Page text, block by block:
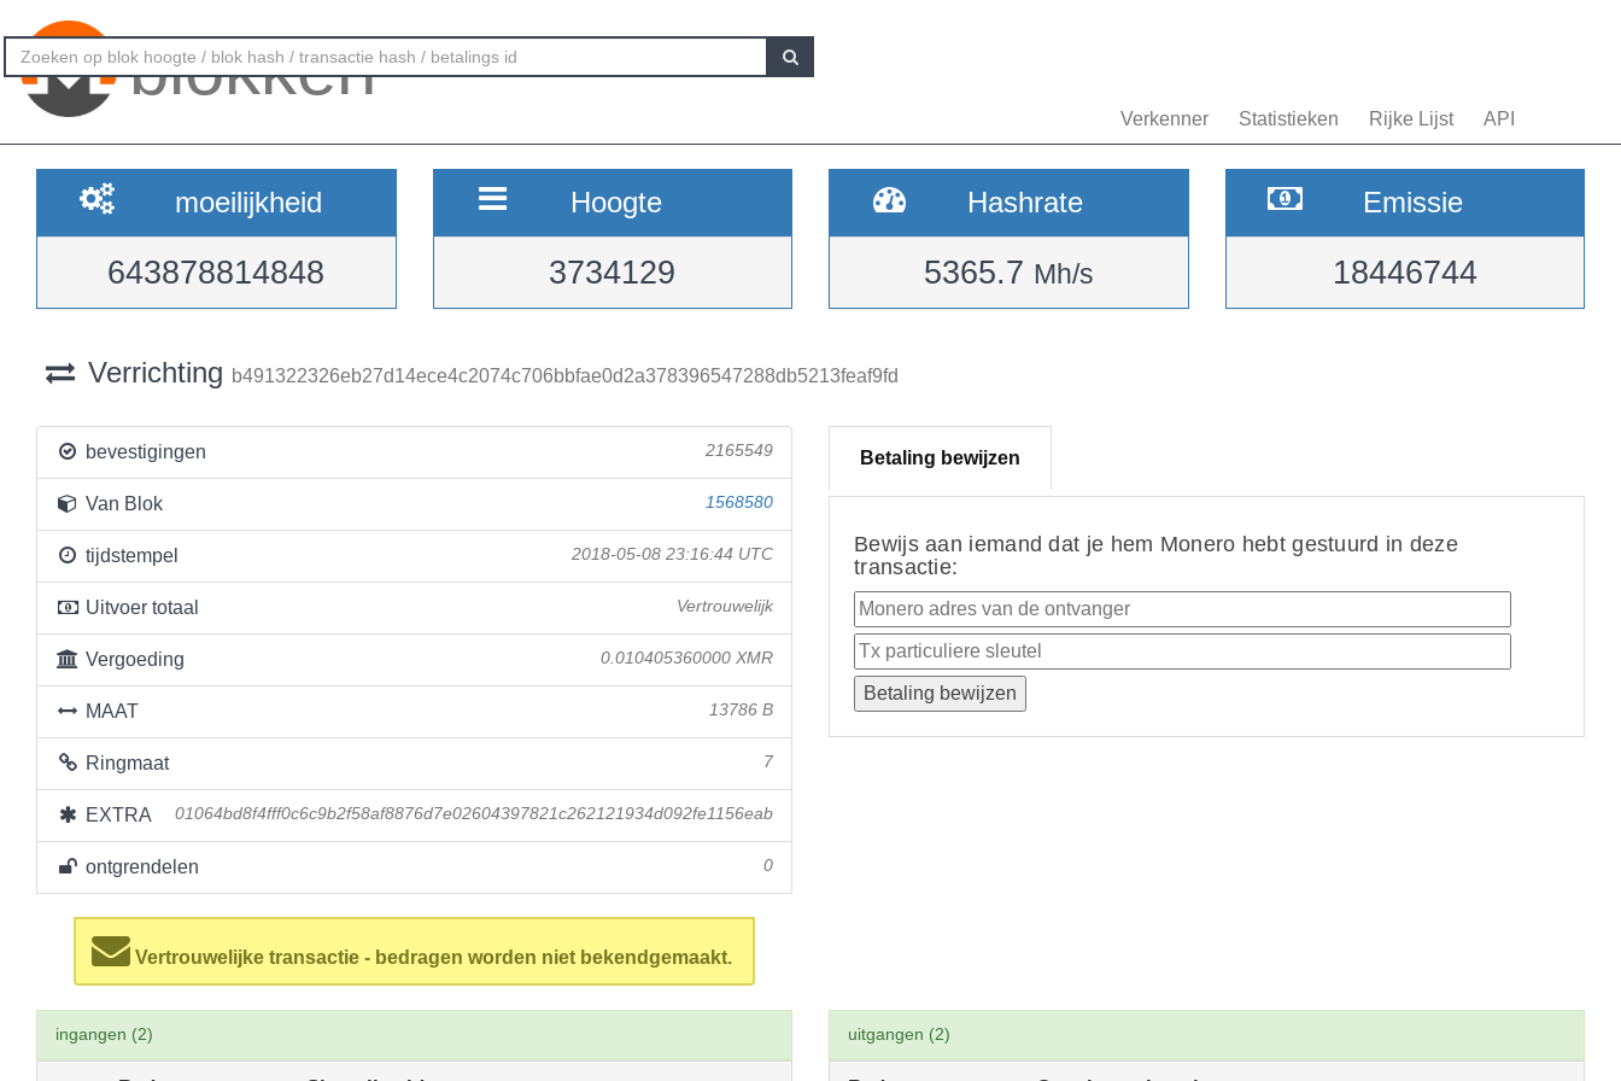
blokken
Verkenner Statistieken Rijke Lijst API
moeilijkheid
643878814848
Hoogte
3734129
Hashrate
5365.7 Mh/s
Emissie
18446744
Verrichting b491322326eb27d14ece4c2074c706bbfae0d2a378396547288db5213feaf9fd
bevestigingen 2165549
Van Blok 1568580
tijdstempel 2018-05-08 23:16:44 UTC
Uitvoer totaal Vertrouwelijk
Vergoeding 0.010405360000 XMR
MAAT 13786 B
Ringmaat 7
EXTRA 01064bd8f4fff0c6c9b2f58af8876d7e02604397821c262121934d092fe1156eab
ontgrendelen 0
Vertrouwelijke transactie - bedragen worden niet bekendgemaakt.
Betaling bewijzen
Bewijs aan iemand dat je hem Monero hebt gestuurd in deze
transactie:
ingangen (2) uitgangen (2)